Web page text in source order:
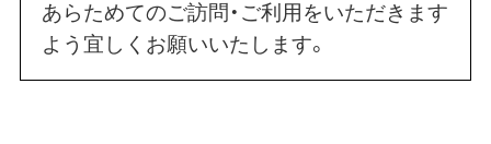
あらためてのご訪問・ご利用をいただきます
よう宜しくお願いいたします。